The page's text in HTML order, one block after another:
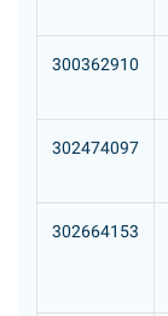
300362910
302474097
302664153